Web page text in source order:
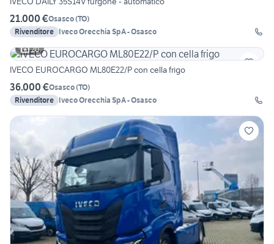
21.000 €Osasco(TO)
Rivenditore Iveco Orecchia SpA - Osasco
20
IVECO EUROCARGO ML80E22/P con cella frigo
36.000 €Osasco(TO)
Rivenditore Iveco Orecchia SpA - Osasco